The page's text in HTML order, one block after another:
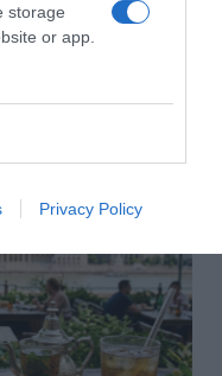
storage
or app.
Privacy Policy
férfit választ